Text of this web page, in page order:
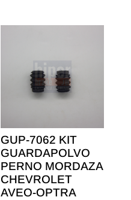
$1.58
GUP-7062 KIT
GUARDAPOLVO
PERNO MORDAZA
CHEVROLET
AVEO-OPTRA